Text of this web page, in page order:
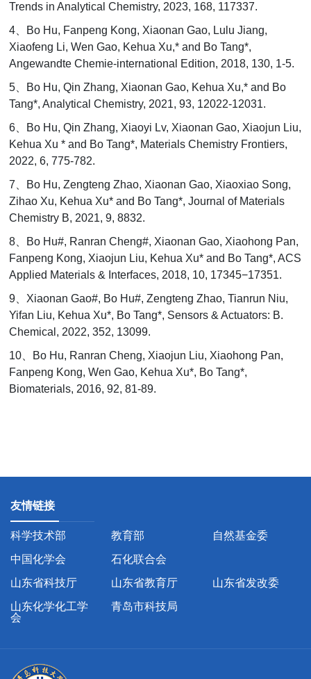
Trends in Analytical Chemistry, 2023, 168, 117337.
4、
Bo Hu, Fanpeng Kong, Xiaonan Gao, Lulu Jiang,
Xiaofeng Li, Wen Gao, Kehua Xu,* and Bo Tang*,
Angewandte Chemie-international Edition, 2018, 130, 1-5.
5、
Bo Hu, Qin Zhang, Xiaonan Gao, Kehua Xu,* and Bo
Tang*, Analytical Chemistry, 2021, 93, 12022-12031.
6、
Bo Hu, Qin Zhang, Xiaoyi Lv, Xiaonan Gao, Xiaojun Liu,
Kehua Xu * and Bo Tang*, Materials Chemistry Frontiers,
2022, 6, 775-782.
7
Bo Hu, Zengteng Zhao, Xiaonan Gao, Xiaoxiao Song,
Zihao Xu, Kehua Xu* and Bo Tang*, Journal of Materials
Chemistry B, 2021, 9, 8832.
8、
Bo Hu#, Ranran Cheng#, Xiaonan Gao, Xiaohong Pan,
Fanpeng Kong, Xiaojun Liu, Kehua Xu* and Bo Tang*, ACS
Applied Materials & Interfaces, 2018, 10, 17345−17351.
9、 Xiaonan Gao#, Bo Hu#, Zengteng Zhao, Tianrun Niu,
Yifan Liu, Kehua Xu*, Bo Tang*, Sensors & Actuators: B.
Chemical, 2022, 352, 13099.
10、
Bo Hu, Ranran Cheng, Xiaojun Liu, Xiaohong Pan,
Fanpeng Kong, Wen Gao, Kehua Xu*, Bo Tang*,
Biomaterials, 2016, 92, 81-89.
友情链接
科学技术部 教育部
自然基金委
中国化学会
石化联合会
山东省科技厅
山东省教育厅
山东省发改委
山东化学化工学
会
青岛市科技局